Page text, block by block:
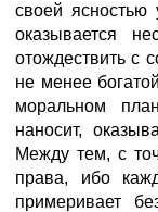
своей ясностью
оказывается
отождествить с
не менее
моральном
наносит,
Между тем, с
права, ибо
примеривает